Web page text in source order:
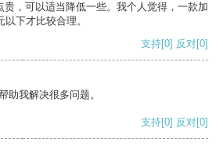
贵，可以适当降低一些。我个人觉得，一款加
下才比较合理。
支持[0] 反对[0]
助我解决很多问题。
支持[0] 反对[0]